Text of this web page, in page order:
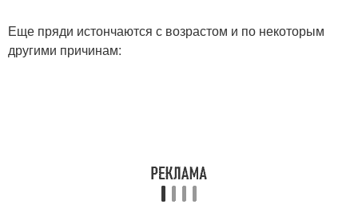
Еще пряди истончаются с возрастом и по некоторым
другими причинам: